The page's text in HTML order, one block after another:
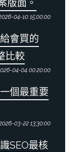
版面。
04-10 15:00:00
會買的
比較
04-04 00:20:00
個最重要
03-22 13:30:00
SEO最核